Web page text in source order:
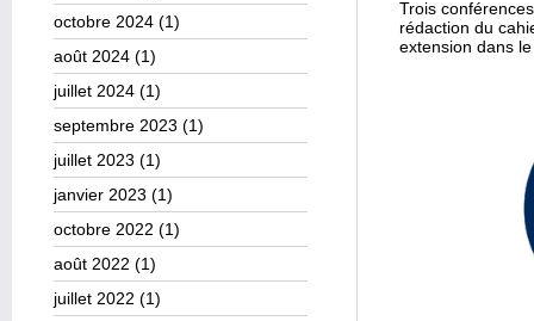
octobre 2024 (1)
août 2024 (1)
juillet 2024 (1)
septembre 2023 (1)
juillet 2023 (1)
janvier 2023 (1)
octobre 2022 (1)
août 2022 (1)
juillet 2022 (1)
Trois
rédaction du
extension dans